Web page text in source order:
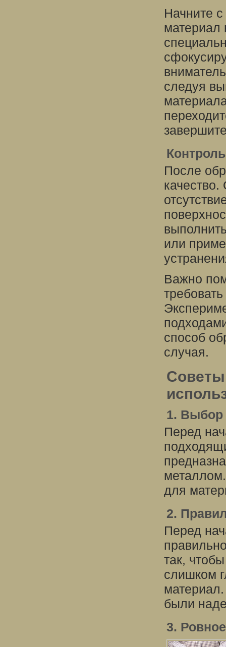
Начните с
материал
следуя
После
качество.
или
Важно
способ
случая.
1. Выбор
Перед
для
2.
Перед
так,
слишком
были
3.